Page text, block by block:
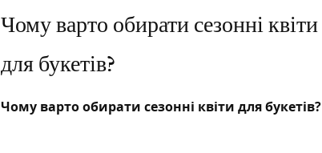
Чому варто обирати сезонні квіти
для букетів?
Чому варто обирати сезонні квіти для букетів?